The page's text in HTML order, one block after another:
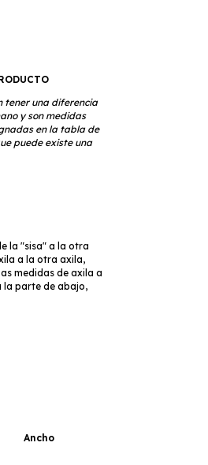
tener una diferencia
y son medidas
en la tabla de
puede existe una
la "sisa" a la otra
a la otra axila,
medidas de axila a
la parte de abajo,
Ancho